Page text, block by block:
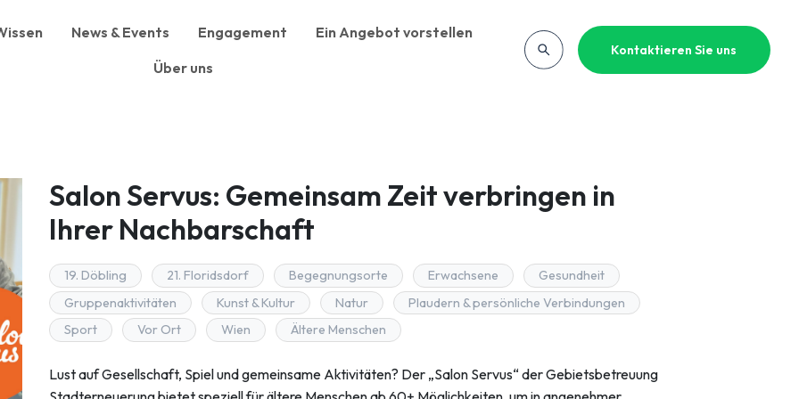
News & Events Engagement
Ein Angebot vorstellen
Über uns
Kontaktieren Sie uns
Salon Servus: Gemeinsam Zeit verbringen in
Ihrer Nachbarschaft
19. Döbling 21. Floridsdorf Begegnungsorte Erwachsene
Gesundheit
Gruppenaktivitäten
Kunst & Kultur Natur
Plaudern & persönliche Verbindungen
Sport
Vor Ort Wien Ältere Menschen
Lust auf Gesellschaft, Spiel und gemeinsame Aktivitäten? Der „Salon Servus“ der Gebietsbetreuung